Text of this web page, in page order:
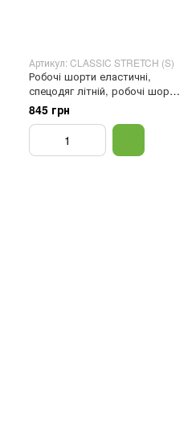
Артикул: CLASSIC STRETCH (S)
Робочі шорти еластичні,
спецодяг літній, робочі шорти
ATRMASTER, Сірий, 46
845 грн